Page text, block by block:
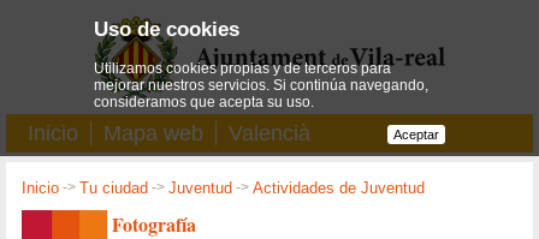
Inicio Mapa web Valencià
Inicio ->Tu ciudad ->Juventud ->Actividades de Juventud
Fotografía
Uso de cookies
Utilizamos cookies propias y de terceros para
mejorar nuestros servicios. Si continúa navegando,
consideramos que acepta su uso.
Aceptar